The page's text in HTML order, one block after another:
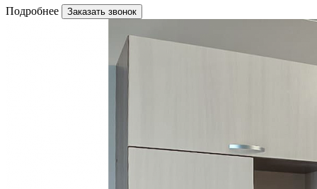
Подробнее Заказать звонок